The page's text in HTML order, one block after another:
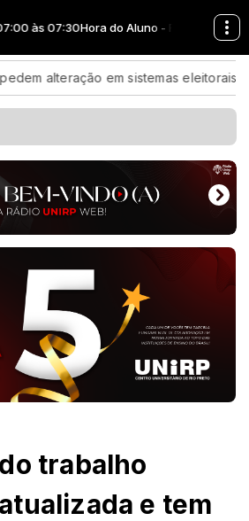
07:30Hora do Aluno - Reprise -
em sistemas eleitorais
trabalho
e tem